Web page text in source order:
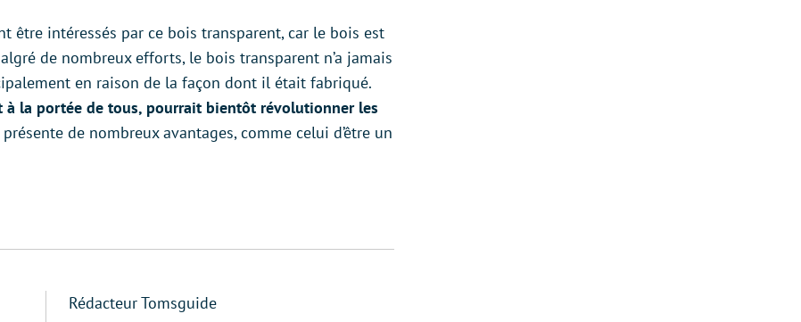
être intéressés par ce bois transparent, car le bois est
de nombreux efforts, le bois transparent n’a jamais
en raison de la façon dont il était fabriqué.
à la portée de tous, pourrait bientôt révolutionner les
de nombreux avantages, comme celui d’être un
Rédacteur Tomsguide